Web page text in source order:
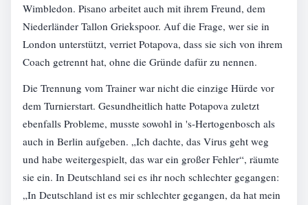
Wimbledon. Pisano arbeitet auch mit ihrem Freund, dem
Niederländer Tallon Griekspoor. Auf die Frage, wer sie in
London unterstützt, verriet Potapova, dass sie sich von ihrem
Coach getrennt hat, ohne die Gründe dafür zu nennen.
Die Trennung vom Trainer war nicht die einzige Hürde vor
dem Turnierstart. Gesundheitlich hatte Potapova zuletzt
ebenfalls Probleme, musste sowohl in 's-Hertogenbosch als
auch in Berlin aufgeben. „Ich dachte, das Virus geht weg
und habe weitergespielt, das war ein großer Fehler“, räumte
sie ein. In Deutschland sei es ihr noch schlechter gegangen:
„In Deutschland ist es mir schlechter gegangen, da hat mein